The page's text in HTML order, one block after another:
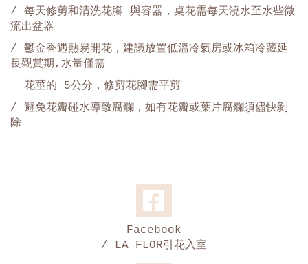
/ 每天修剪和清洗花腳 與容器，桌花需每天澆水至水些微
流出盆器
/ 鬱金香遇熱易開花，建議放置低溫冷氣房或冰箱冷藏延
長觀賞期,水量僅需
花莖的 5公分，修剪花腳需平剪
/ 避免花瓣碰水導致腐爛，如有花瓣或葉片腐爛須儘快剝
除
Facebook
/ LA FLOR引花入室